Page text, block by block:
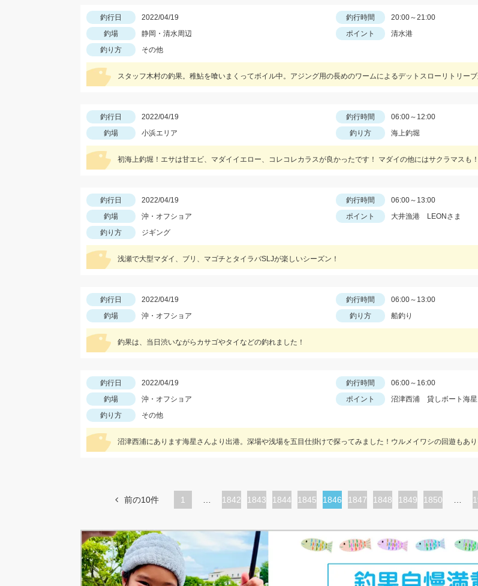
釣行日 2022/04/19 釣行時間
20:00～21:00
釣場
静岡・清水周辺 ポイント
清水港
釣り方
その他
スタッフ木村の釣果。稚鮎を喰いまくってボイル中。アジング用の長めのワームによるデットスローリトリー
釣行日 2022/04/19 釣行時間
06:00～12:00
釣場
小浜エリア 釣り方 海上釣堀
初海上釣堀！エサは甘エビ、マダイイエロー、コレコレカラスが良かったです！ マダイの他にはサクラマスも！
釣行日 2022/04/19 釣行時間
06:00～13:00
釣場
沖・オフショア ポイント
大井漁港 LEONさま
釣り方
ジギング
浅瀬で大型マダイ、ブリ、マゴチとタイラバSLJが楽しいシーズン！
釣行日 2022/04/19 釣行時間
06:00～13:00
釣場
沖・オフショア 釣り方 船釣り
釣果は、当日渋いながらカサゴやタイなどの釣れました！
釣行日 2022/04/19 釣行時間
06:00～16:00
釣場
沖・オフショア ポイント
沼津西浦 貸しボート海星
釣り方
その他
沼津西浦にあります海星さんより出港。深場や浅場を五目仕掛けで探ってみました！ウルメイワシの回遊もあり
前の10件 1
ペ
1842
ペ
ジ
1843
ペ
1844
ペ
1845
カ
ト
1846
ペ
1847
ペ
1848
ペ
1849
ペ
1850